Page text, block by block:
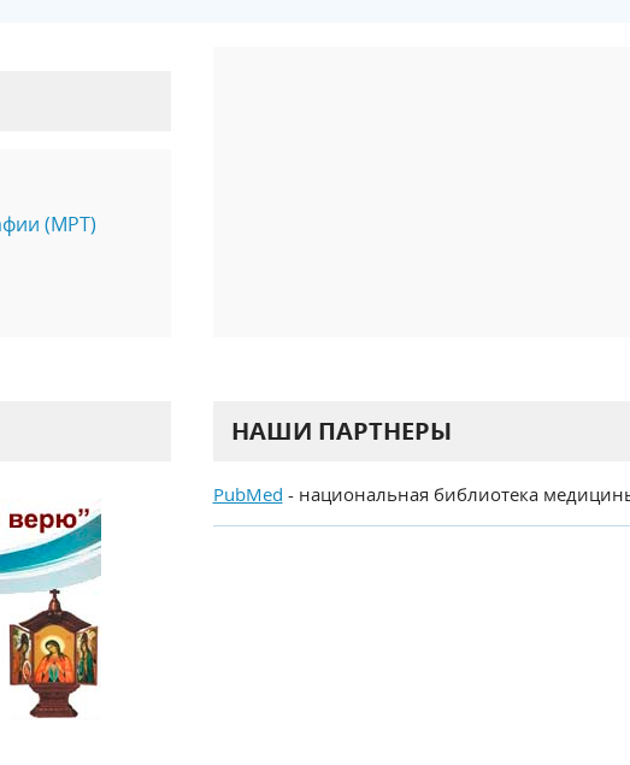
(МРТ)
НАШИ ПАРТНЕРЫ
PubMed - национальная библиотека